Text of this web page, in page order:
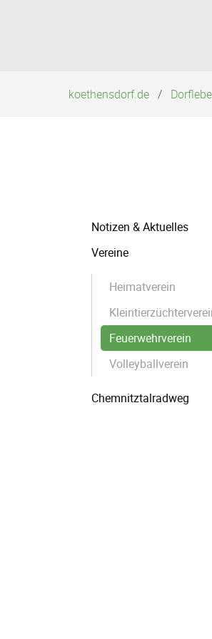
koethensdorf.de
Navigation
Notizen & Aktuelles
Vereine
Heimatverein
Feuerwehrverein
Volleyballverein
Chemnitztalradweg